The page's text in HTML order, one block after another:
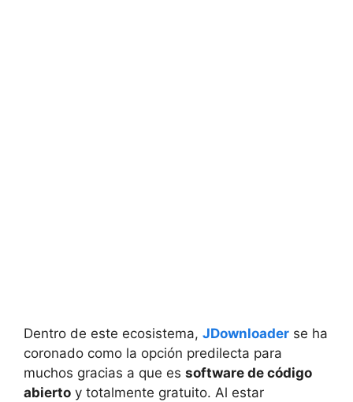
Dentro de este ecosistema, JDownloader se ha
coronado como la opción predilecta para
muchos gracias a que es software de código
abierto y totalmente gratuito. Al estar